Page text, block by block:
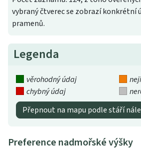
vybraný čtverec se zobrazí konkrétní
pramenů.
Legenda
věrohodný údaj
chybný údaj
Přepnout na mapu podle stáří
Preference nadmořské výšky